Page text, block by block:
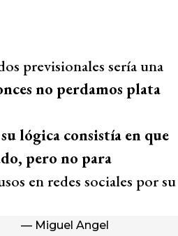
previsionales sería una
no perdamos plata
lógica consistía en que
pero no para
en redes sociales por su
— Miguel Angel